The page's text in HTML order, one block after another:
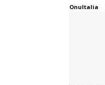
OnuItalia -